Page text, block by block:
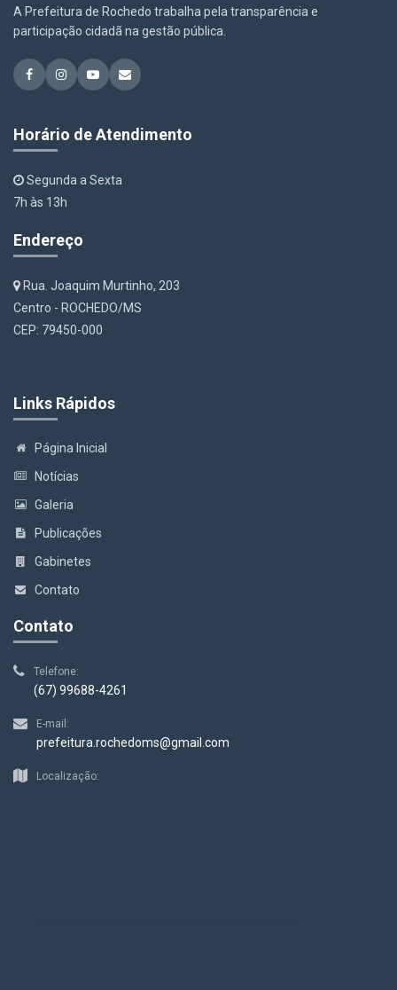
A Prefeitura de Rochedo trabalha pela transparência e
participação cidadã na gestão pública.
Horário de Atendimento
Segunda a Sexta
7h às 13h
Endereço
Rua. Joaquim Murtinho, 203
Centro - ROCHEDO/MS
CEP: 79450-000
Links Rápidos
Página Inicial
Notícias
Galeria
Publicações
Gabinetes
Contato
Contato
Telefone:
(67) 99688-4261
E-mail:
prefeitura.rochedoms@gmail.com
Localização: